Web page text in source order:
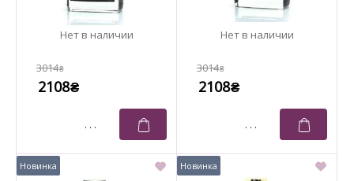
3014₴
2108₴
3014₴
2108₴